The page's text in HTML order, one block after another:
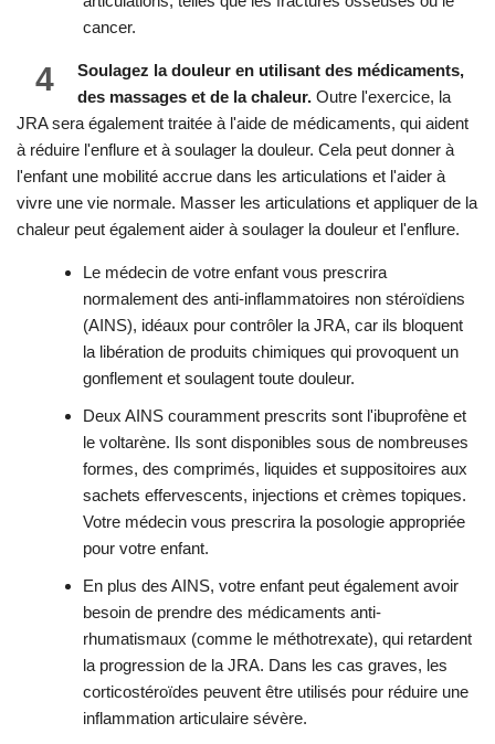
cancer.
4
Soulagez la douleur en utilisant des médicaments,
des massages et de la chaleur. Outre l'exercice, la
JRA sera également traitée à l'aide de médicaments, qui aident
à réduire l'enflure et à soulager la douleur. Cela peut donner à
l'enfant une mobilité accrue dans les articulations et l'aider à
vivre une vie normale. Masser les articulations et appliquer de la
chaleur peut également aider à soulager la douleur et l'enflure.
Le médecin de votre enfant vous prescrira
normalement des anti-inflammatoires non stéroïdiens
(AINS), idéaux pour contrôler la JRA, car ils bloquent
la libération de produits chimiques qui provoquent un
gonflement et soulagent toute douleur.
Deux AINS couramment prescrits sont l'ibuprofène et
le voltarène. Ils sont disponibles sous de nombreuses
formes, des comprimés, liquides et suppositoires aux
sachets effervescents, injections et crèmes topiques.
Votre médecin vous prescrira la posologie appropriée
pour votre enfant.
En plus des AINS, votre enfant peut également avoir
besoin de prendre des médicaments anti-
rhumatismaux (comme le méthotrexate), qui retardent
la progression de la JRA. Dans les cas graves, les
corticostéroïdes peuvent être utilisés pour réduire une
inflammation articulaire sévère.